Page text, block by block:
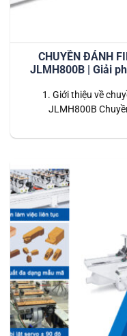
CHUYỀN ĐÁNH
JLMH800B | Giải
1. Giới thiệu về
JLMH800B
dành riêng cho các